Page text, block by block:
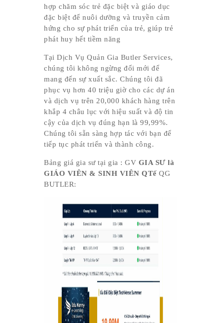
hợp chăm sóc trẻ đặc biệt và giáo dục
đặc biệt để nuôi dưỡng và truyền cảm
hứng cho sự phát triển của trẻ, giúp trẻ
phát huy hết tiềm năng
Tại Dịch Vụ Quản Gia Butler Services,
chúng tôi không ngừng đổi mới để
mang đến sự xuất sắc. Chúng tôi đã
phục vụ hơn 40 triệu giờ cho các dự án
và dịch vụ trên 20,000 khách hàng trên
khắp 4 châu lục với hiệu suất và độ tin
cậy của dịch vụ đúng hạn là 99,99%.
Chúng tôi sẵn sàng hợp tác với bạn để
tiếp tục phát triển và thành công.
Bảng giá gia sư tại gia : GV GIA SƯ là
GIÁO VIÊN & SINH VIÊN QTế QG
BUTLER: